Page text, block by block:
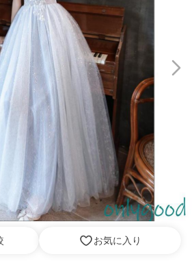
お気に入り